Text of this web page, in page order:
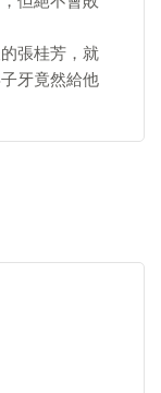
張桂芳，就
牙竟然給他